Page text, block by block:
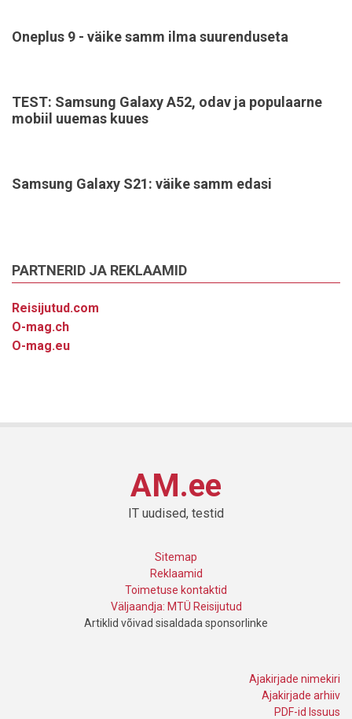
Oneplus 9 - väike samm ilma suurenduseta
TEST: Samsung Galaxy A52, odav ja populaarne
mobiil uuemas kuues
Samsung Galaxy S21: väike samm edasi
PARTNERID JA REKLAAMID
Reisijutud.com
O-mag.ch
O-mag.eu
AM.ee
IT uudised, testid
Sitemap
Reklaamid
Toimetuse kontaktid
Väljaandja: MTÜ Reisijutud
Artiklid võivad sisaldada sponsorlinke
Ajakirjade nimekiri
Ajakirjade arhiiv
PDF-id Issuus